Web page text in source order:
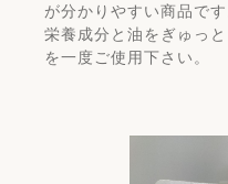
が分かりやすい商品です
栄養成分と油をぎゅっ
を一度ご使用下さい。